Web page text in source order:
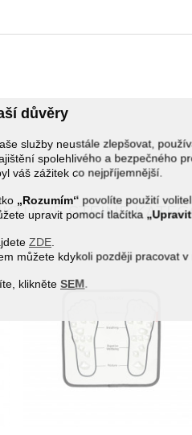
důvěry
služby neustále zlepšovat,
spolehlivého a bezpečného
váš zážitek co nejpříjemnější.
„Rozumím“ povolíte použití
upravit pomocí tlačítka
ZDE
můžete kdykoli později pracovat v
klikněteSEM
VE STEJNÉ